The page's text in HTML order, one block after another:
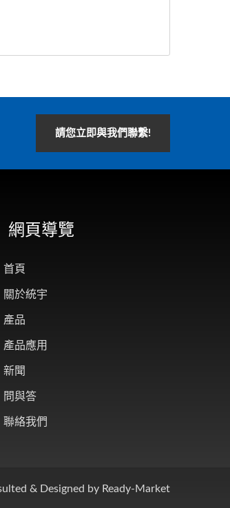
請您立即與我們聯繫!
網頁導覽
首頁
關於統宇
產品
產品應用
新聞
問與答
聯絡我們
& Designed by Ready-Market